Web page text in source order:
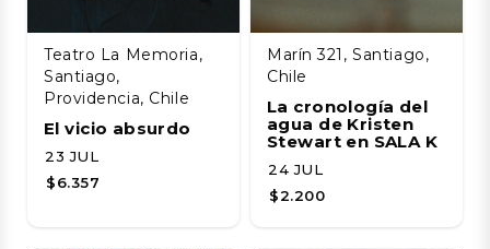
Teatro La Memoria,
Santiago,
Providencia, Chile
El vicio absurdo
23 JUL
$6.357
Marín 321, Santiago,
Chile
La cronología del
agua de Kristen
Stewart en SALA K
24 JUL
$2.200